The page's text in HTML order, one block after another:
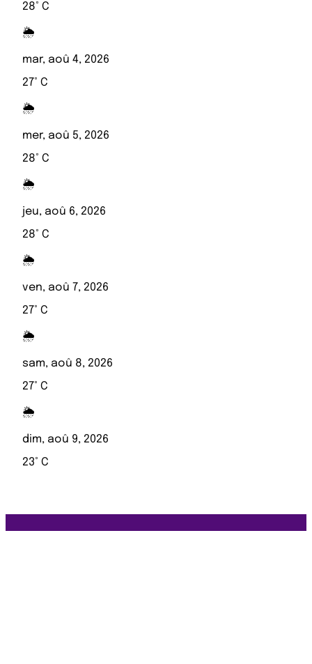
28° C
🌦️
mar, aoû 4, 2026
27° C
🌦️
mer, aoû 5, 2026
28° C
🌦️
jeu, aoû 6, 2026
28° C
🌦️
ven, aoû 7, 2026
27° C
🌦️
sam, aoû 8, 2026
27° C
🌦️
dim, aoû 9, 2026
23° C